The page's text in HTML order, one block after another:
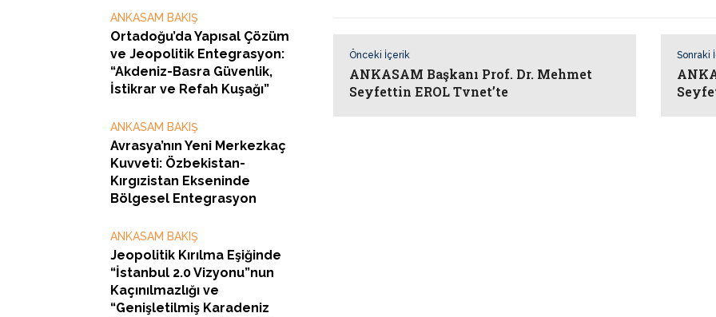
ANKASAM BAKIŞ
Ortadoğu’da Yapısal Çözüm
ve Jeopolitik Entegrasyon:
“Akdeniz-Basra Güvenlik,
İstikrar ve Refah Kuşağı”
ANKASAM BAKIŞ
Avrasya’nın Yeni Merkezkaç
Kuvveti: Özbekistan-
Kırgızistan Ekseninde
Bölgesel Entegrasyon
ANKASAM BAKIŞ
Jeopolitik Kırılma Eşiğinde
“İstanbul 2.0 Vizyonu”nun
Kaçınılmazlığı ve
“Genişletilmiş Karadeniz
Önceki İçerik
ANKASAM Başkanı Prof. Dr. Mehmet
Seyfettin EROL Tvnet’te
Sonraki